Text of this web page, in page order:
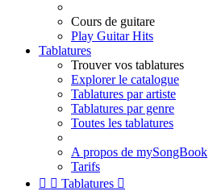
Cours de guitare
Play Guitar Hits
Tablatures
Trouver vos tablatures
Explorer le catalogue
Tablatures par artiste
Tablatures par genre
Toutes les tablatures
A propos de mySongBook
Tarifs
  Tablatures 